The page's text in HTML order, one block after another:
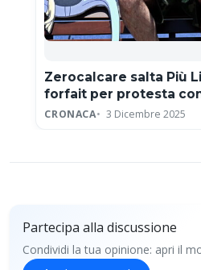
Zerocalcare salta Più
forfait per protesta
neofascista
CRONACA 3 Dicembre 2025
Partecipa alla discussione
Condividi la tua opinione: apri il